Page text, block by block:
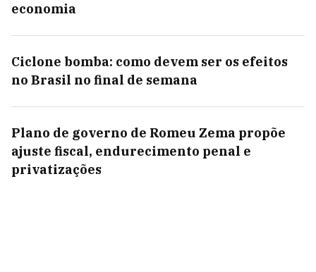
economia
Ciclone bomba: como devem ser os efeitos
no Brasil no final de semana
Plano de governo de Romeu Zema propõe
ajuste fiscal, endurecimento penal e
privatizações